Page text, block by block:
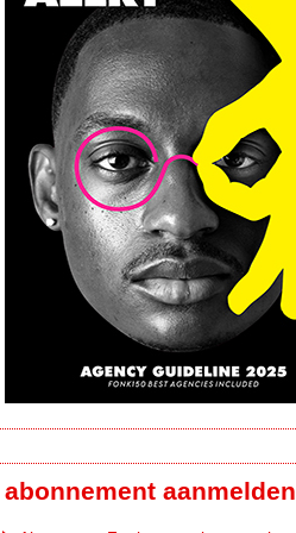
abonnement aanmelden